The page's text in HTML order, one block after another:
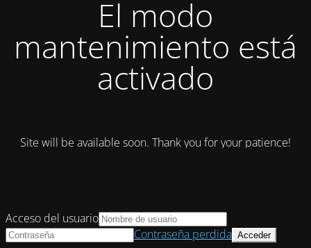
El modo
mantenimiento está
activado
Site will be available soon. Thank you for your patience!
Acceso del usuario
Contraseña perdida